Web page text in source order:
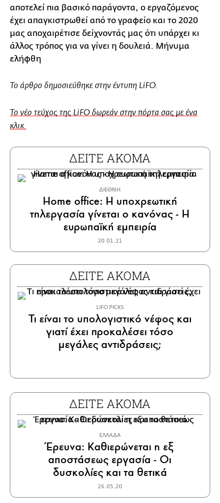
αποτελεί πια βασικό παράγοντα, ο εργαζόμενος
έχει απαγκιστρωθεί από το γραφείο και το 2020
μας αποχαιρέτισε δείχνοντάς μας ότι υπάρχει κι
άλλος τρόπος για να γίνει η δουλειά. Μήνυμα
ελήφθη
Το άρθρο δημοσιεύθηκε στην έντυπη LiFO.
Το νέο τεύχος της LiFO δωρεάν στην πόρτα σας με ένα
κλικ.
ΔΕΙΤΕ ΑΚΟΜΑ
ΔΙΕΘΝΗ
Home office: Η υποχρεωτική
τηλεργασία γίνεται o κανόνας - Η
ευρωπαϊκή εμπειρία
20.01.21
ΔΕΙΤΕ ΑΚΟΜΑ
LIFO PICKS
Τι είναι το υπολογιστικό νέφος και
γιατί έχει προκαλέσει τόσο
μεγάλες αντιδράσεις;
ΔΕΙΤΕ ΑΚΟΜΑ
ΕΛΛΑΔΑ
Έρευνα: Καθιερώνεται η εξ
αποστάσεως εργασία - Οι
δυσκολίες και τα θετικά
26.05.20